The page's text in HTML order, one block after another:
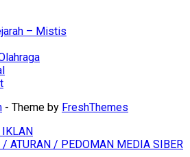
– Mistis
- Theme by FreshThemes
IKLAN
/ ATURAN / PEDOMAN MEDIA SIBER